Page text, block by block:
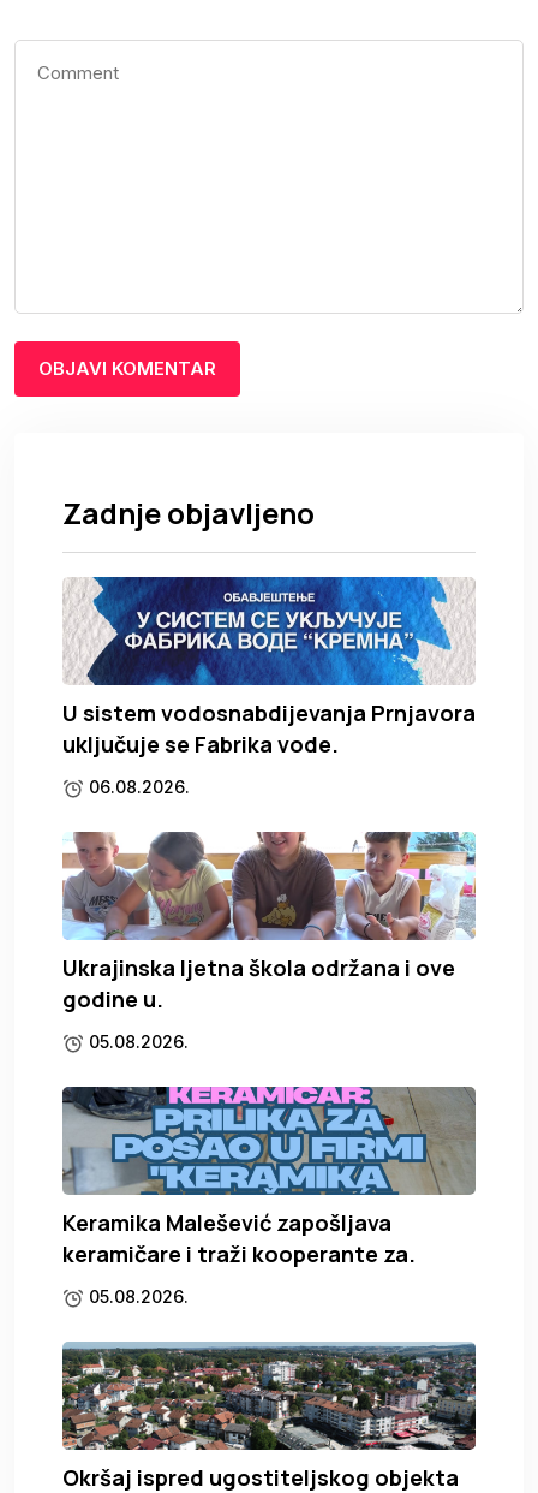
Zadnje objavljeno
U sistem vodosnabdijevanja Prnjavora
uključuje se Fabrika vode.
06.08.2026.
Ukrajinska ljetna škola održana i ove
godine u.
05.08.2026.
Keramika Malešević zapošljava
keramičare i traži kooperante za.
05.08.2026.
Okršaj ispred ugostiteljskog objekta